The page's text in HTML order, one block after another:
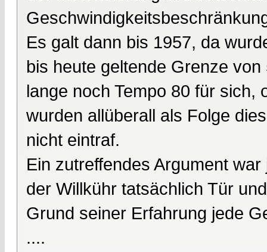
Es galt dann bis 1957, da
bis heute geltende Grenze
lange noch Tempo 80 für sich,
wurden allüberall als Folge
nicht eintraf.
Ein zutreffendes Argument
der Willkühr tatsächlich Tür
Grund seiner Erfahrung jede
....